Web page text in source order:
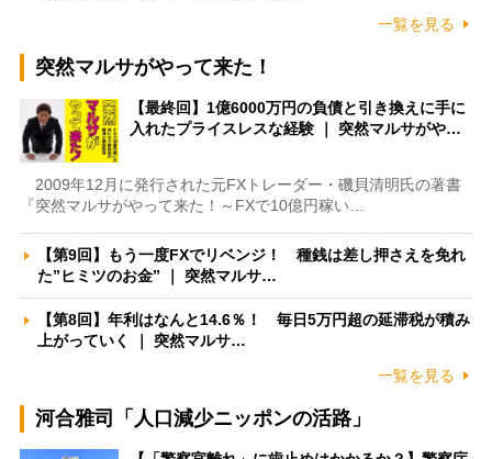
一覧を見る
突然マルサがやって来た！
【最終回】1億6000万円の負債と引き換えに手に
入れたプライスレスな経験 ｜ 突然マルサがや…
2009年12月に発行された元FXトレーダー・磯貝清明氏の著書
『突然マルサがやって来た！～FXで10億円稼い…
【第9回】もう一度FXでリベンジ！ 種銭は差し押さえを免れ
た”ヒミツのお金” ｜ 突然マルサ…
【第8回】年利はなんと14.6％！ 毎日5万円超の延滞税が積み
上がっていく ｜ 突然マルサ…
一覧を見る
河合雅司「人口減少ニッポンの活路」